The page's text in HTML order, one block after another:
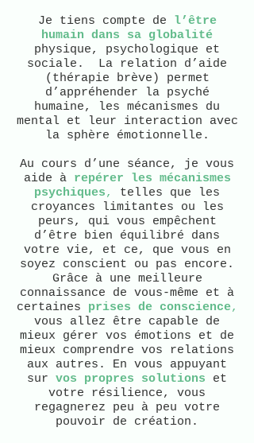
Je tiens compte de l’être
humain dans sa globalité
physique, psychologique et
sociale. La relation d’aide
(thérapie brève) permet
d’appréhender la psyché
humaine, les mécanismes du
mental et leur interaction avec
la sphère émotionnelle.
Au cours d’une séance, je vous
aide à repérer les mécanismes
psychiques,
telles que les
croyances limitantes ou les
peurs, qui vous empêchent
d’être bien équilibré dans
votre vie, et ce, que vous en
soyez conscient ou pas encore.
Grâce à une meilleure
connaissance de vous-même et à
certaines prises de conscience,
vous allez être capable de
mieux gérer vos émotions et de
mieux comprendre vos relations
aux autres. En vous appuyant
sur vos propres solutions et
votre résilience, vous
regagnerez peu à peu votre
pouvoir de création.